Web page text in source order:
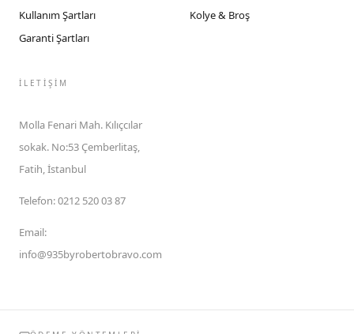
Kullanım Şartları
Garanti Şartları
Kolye & Broş
İLETIŞIM
Molla Fenari Mah. Kılıçcılar
sokak. No:53 Çemberlitaş,
Fatih, İstanbul
Telefon:0212 520 03 87
Email:
info@935byrobertobravo.com